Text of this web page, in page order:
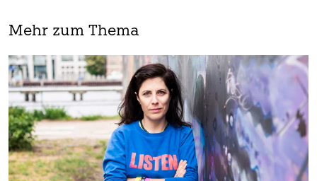
Mehr zum Thema